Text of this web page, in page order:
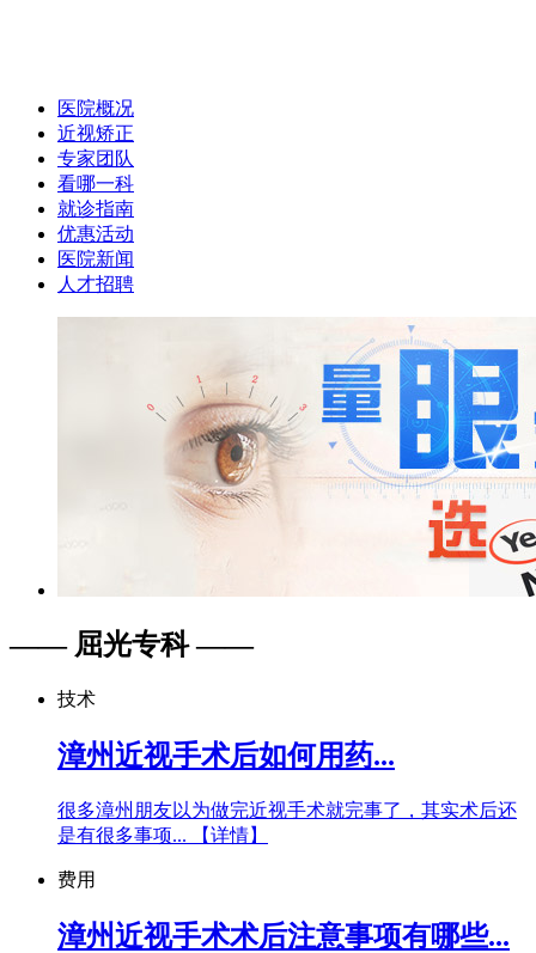
医院概况
近视矫正
专家团队
看哪一科
就诊指南
优惠活动
医院新闻
人才招聘
—— 屈光专科 ——
技术
漳州近视手术后如何用药...
很多漳州朋友以为做完近视手术就完事了，其实术后还
是有很多事项...
【详情】
费用
漳州近视手术术后注意事项有哪些...